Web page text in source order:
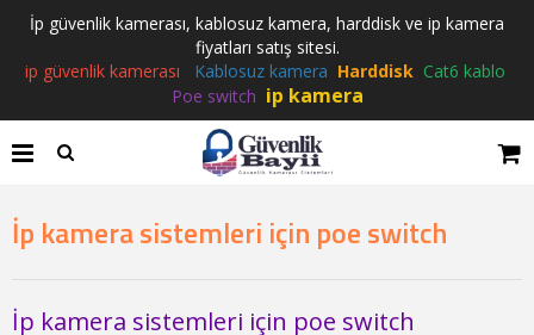
İp güvenlik kamerası, kablosuz kamera, harddisk ve ip kamera
fiyatları satış sitesi.
ip güvenlik kamerası
Kablosuz kamera Harddisk Cat6 kablo
Poe switch ip kamera
İp kamera sistemleri için poe switch
İp kamera sistemleri için poe switch